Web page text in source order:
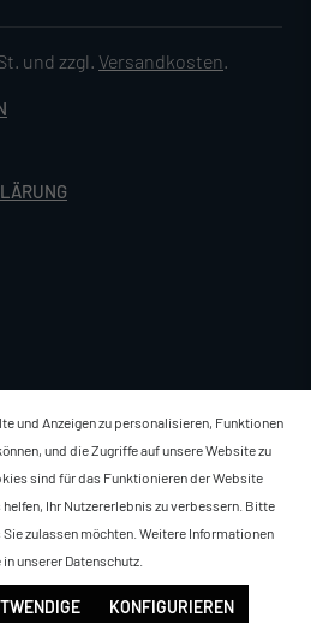
und zzgl. Versandkosten.
und Anzeigen zu personalisieren, Funktionen
und die Zugriffe auf unsere Website zu
sind für das Funktionieren der Website
Ihr Nutzererlebnis zu verbessern. Bitte
zulassen möchten. Weitere Informationen
in unserer Datenschutz
KONFIGURIEREN